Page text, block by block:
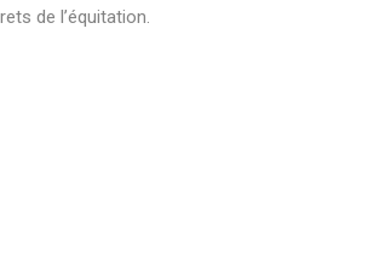
de l’équitation.